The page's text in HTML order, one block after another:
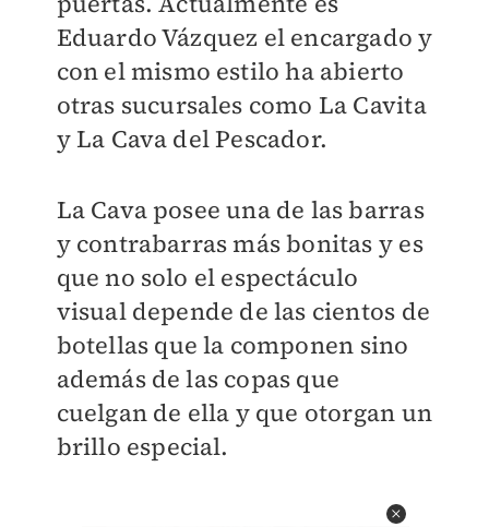
Eduardo Vázquez el encargado y
con el mismo estilo ha abierto
otras sucursales como La Cavita
y La Cava del Pescador.
La Cava posee una de las barras
y contrabarras más bonitas y es
que no solo el espectáculo
visual depende de las cientos de
botellas que la componen sino
además de las copas que
cuelgan de ella y que otorgan un
brillo especial.